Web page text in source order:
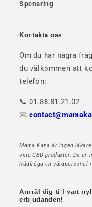
Sponsring
Kontakta oss
Om du har några
du välkommen att
telefon:
📞 01.88.81.21.02
📧
Mama Kana är ingen
sina CBD-produkter. De är
Rådfråga en vårdpersonal
Anmäl dig till vårt
erbjudanden!